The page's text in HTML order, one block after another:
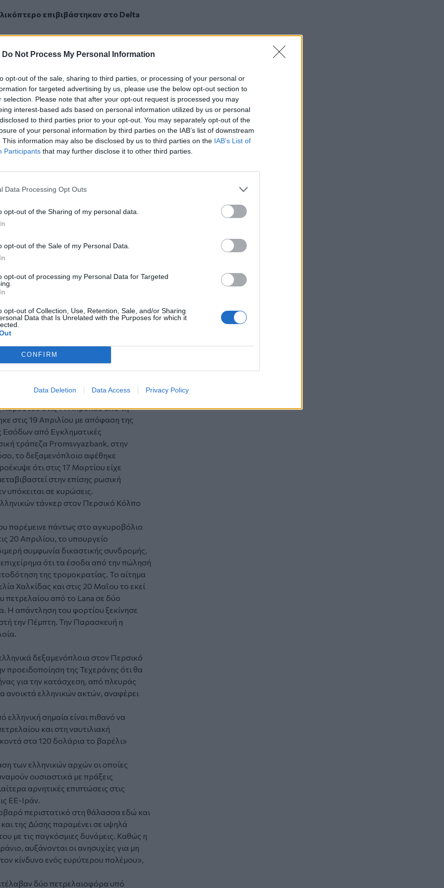
Do Not Process My Personal Information
opt-out of the sale, sharing to third parties, or processing of your personal or
for targeted advertising by us, please use the below opt-out section to
selection. Please note that after your opt-out request is processed you may
interest-based ads based on personal information utilized by us or personal
to third parties prior to your opt-out. You may separately opt-out of the
of your personal information by third parties on the IAB’s list of downstream
This information may also be disclosed by us to third parties on the IAB’s List of
Participants that may further disclose it to other third parties.
Data Processing Opt Outs
opt-out of the Sharing of my personal data.
opt-out of the Sale of my Personal Data.
opt-out of processing my Personal Data for Targeted
opt-out of Collection, Use, Retention, Sale, and/or Sharing
Data that Is Unrelated with the Purposes for which it
CONFIRM
Data Deletion Data Access Privacy Policy
επιβιβάστηκαν στο Delta
έξι Ιρανοί στρατιώτες που
Delta Poseidon και το πλήρωμα του
στη γέφυρα για ανάκριση.
αλλά και το δεύτερο πλοίο με
χωρικά ύδατα και παραμένουν
έλαβε χώρα στον Περσικό
δεξαμενόπλοια κινούνταν προς τους
φορτωμένο με ιρακινό αργό
διυλιστήρια.
κατά την οποία οι ΗΠΑ
ιρανικού αργού πετρελαίου
που κρατείτο στην Ελλάδα. Η
ληστεία». Σύμφωνα με το κρατικό
Εξωτερικών του Ιράν κάλεσε τον
στην Τεχεράνη προκειμένου να
την «σαφή πράξη πειρατείας».
απεσταλμένο της Ελβετίας στην
των ΗΠΑ, για την κατάσχεση
Lloyd’s List.
& flagged tankers in retaliation for
US authorities (
IrKmWzfD7ffor updates
(@Michellewb_)
με προηγούμενη ονομασία
στις 14 Απριλίου από τη
στις 19 Απριλίου με απόφαση της
από Εγκληματικές
τράπεζα Promsvyazbank, στην
το δεξαμενόπλοιο αφέθηκε
ότι στις 17 Μαρτίου είχε
στην επίσης ρωσική
υπόκειται σε κυρώσεις.
παρέμεινε πάντως στο αγκυροβόλιο
20 Απριλίου, το υπουργείο
συμφωνία δικαστικής συνδρομής,
ότι τα έσοδα από την πώλησή
της τρομοκρατίας. Το αίτημα
Χαλκίδας και στις 20 Μαΐου το εκεί
πετρελαίου από το Lana σε δύο
Η απάντληση του φορτίου ξεκίνησε
την Πέμπτη. Την Παρασκευή η
δεξαμενόπλοια στον Περσικό
της Τεχεράνης ότι θα
για την κατάσχεση, από πλευράς
ανοικτά ελληνικών ακτών, αναφέρει
σημαία είναι πιθανό να
και στη ναυτιλιακή
κοντά στα 120 δολάρια το βαρέλι»
των ελληνικών αρχών οι οποίες
ουσιαστικά με πράξεις
αρνητικές επιπτώσεις στις
ΕΕ-Ιράν.
περιστατικό στη θάλασσα εδώ και
της Δύσης παραμένει σε υψηλά
με τις παγκόσμιες δυνάμεις. Καθώς η
αυξάνονται οι ανησυχίες για μη
κίνδυνο ενός ευρύτερου πολέμου»,
δύο πετρελαιοφόρα υπό
Κρητικές γεύσεις και μουσική
παράδοση σε μια ξεχωριστή βραδιά
στο Αβδού